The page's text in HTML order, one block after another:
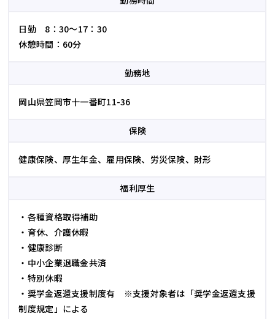
日勤 8：30～17：30
休憩時間：60分
勤務地
岡山県笠岡市十一番町11-36
保険
健康保険、厚生年金、雇用保険、労災保険、財形
福利厚生
・各種資格取得補助
・育休、介護休暇
・健康診断
・中小企業退職金共済
・特別休暇
・奨学金返還支援制度有 ※支援対象者は「奨学金返還支援
制度規定」による